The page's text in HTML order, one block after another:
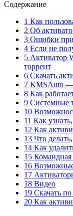
Содержание
1 Как
2 Об
3 Ошибки при
4 Если не
5 Активатор
торрент
6 Скачать
7 KMSAuto —
8 Как
9 Системные
10
11 Как
12 Как
13 Что
14 Как
15 Командная
16
17
18 Видео
19 Скачать
20 Как